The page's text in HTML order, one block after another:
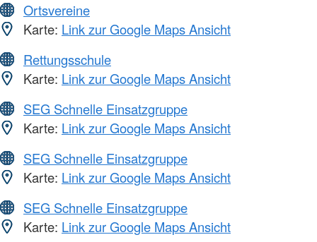
Ortsvereine
Karte: Link zur Google Maps Ansicht
Rettungsschule
Karte: Link zur Google Maps Ansicht
SEG Schnelle Einsatzgruppe
Karte: Link zur Google Maps Ansicht
SEG Schnelle Einsatzgruppe
Karte: Link zur Google Maps Ansicht
SEG Schnelle Einsatzgruppe
Karte: Link zur Google Maps Ansicht